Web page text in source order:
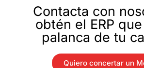
Contacta con
obtén el ERP
palanca de tu
Quiero concertar un